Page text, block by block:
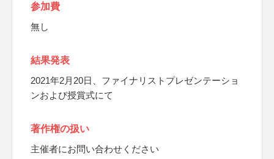
参加費
無し
結果発表
2021年2月20日、ファイナリストプレゼンテーショ
ンおよび授賞式にて
著作権の扱い
主催者にお問い合わせください